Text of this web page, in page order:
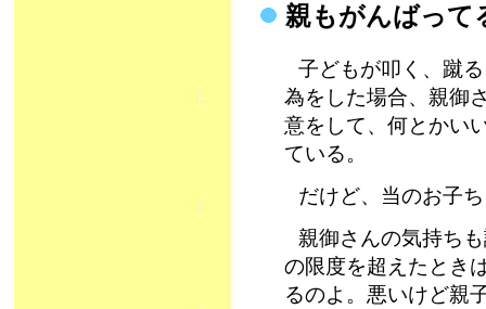
親もがんばっ
子どもが叩く、蹴
為をした場合、親御
意をして、何とかい
ている。
だけど、当のお子
親御さんの気持ち
の限度を超えたとき
るのよ。悪いけど親